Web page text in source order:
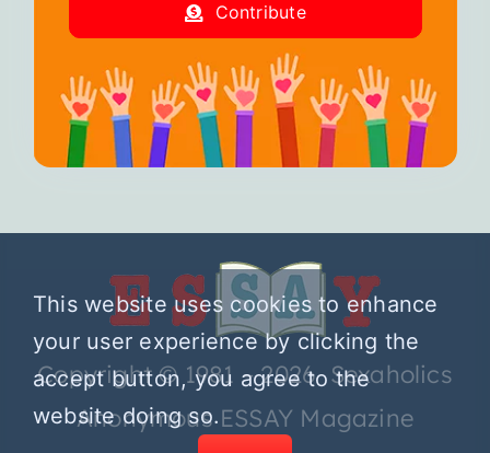
Contribute
Copyright © 1981 – 2026 Sexaholics
Anonymous ESSAY Magazine
This website uses cookies to enhance
your user experience by clicking the
accept button, you agree to the
website doing so.